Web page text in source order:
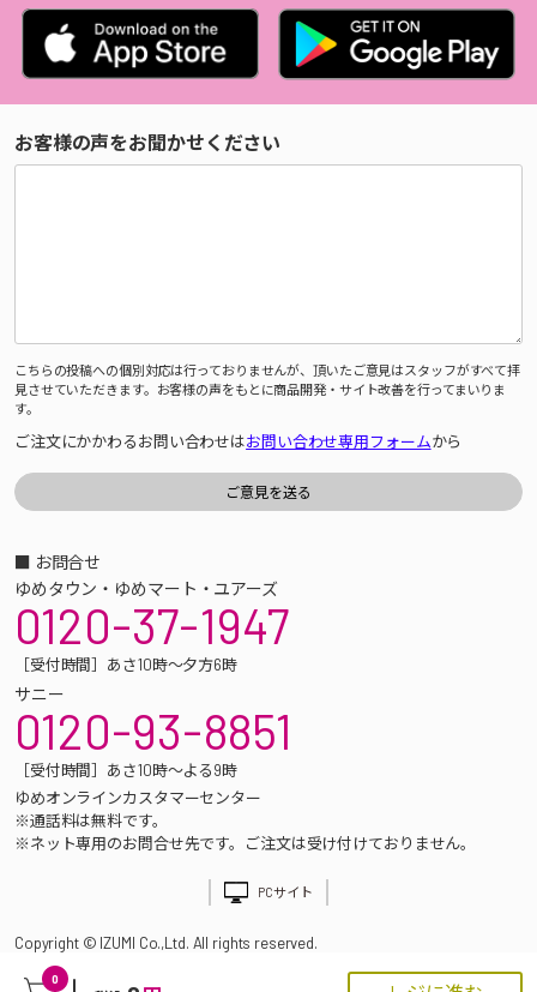
0
お客様の声をお聞かせください
こちらの投稿への個別対応は行っておりませんが、頂いたご意見はスタッフがすべて拝
見させていただきます。お客様の声をもとに商品開発・サイト改善を行ってまいりま
す。
ご注文にかかわるお問い合わせはお問い合わせ専用フォームから
■ お問合せ
ゆめタウン・ゆめマート・ユアーズ
0120-37-1947
［受付時間］あさ10時～夕方6時
サニー
0120-93-8851
［受付時間］あさ10時～よる9時
ゆめオンラインカスタマーセンター
※通話料は無料です。
※ネット専用のお問合せ先です。ご注文は受け付けておりません。
PCサイト
Copyright © IZUMI Co.,Ltd. All rights reserved.